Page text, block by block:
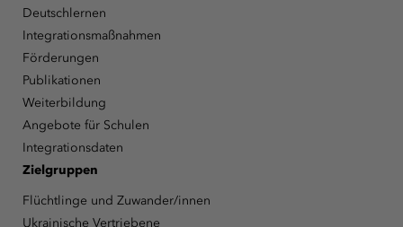
Deutschlernen
Integrationsmaßnahmen
Förderungen
Publikationen
Weiterbildung
Angebote für Schulen
Integrationsdaten
Zielgruppen
Flüchtlinge und Zuwander/innen
Ukrainische Vertriebene